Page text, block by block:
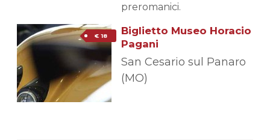
preromanici.
€ 18
Biglietto Museo Horacio
Pagani
San Cesario sul Panaro
(MO)